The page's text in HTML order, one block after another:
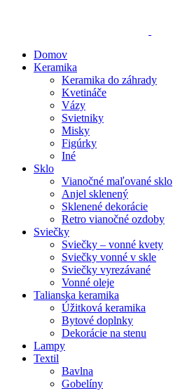
Domov
Keramika
Keramika do záhrady
Kvetináče
Vázy
Svietniky
Misky
Figúrky
Iné
Sklo
Vianočné maľované sklo
Anjel sklenený
Sklenené dekorácie
Retro vianočné ozdoby
Sviečky
Sviečky – vonné kvety
Sviečky vonné v skle
Sviečky vyrezávané
Vonné oleje
Talianska keramika
Úžitková keramika
Bytové doplnky
Dekorácie na stenu
Lampy
Textil
Bavlna
Gobelíny